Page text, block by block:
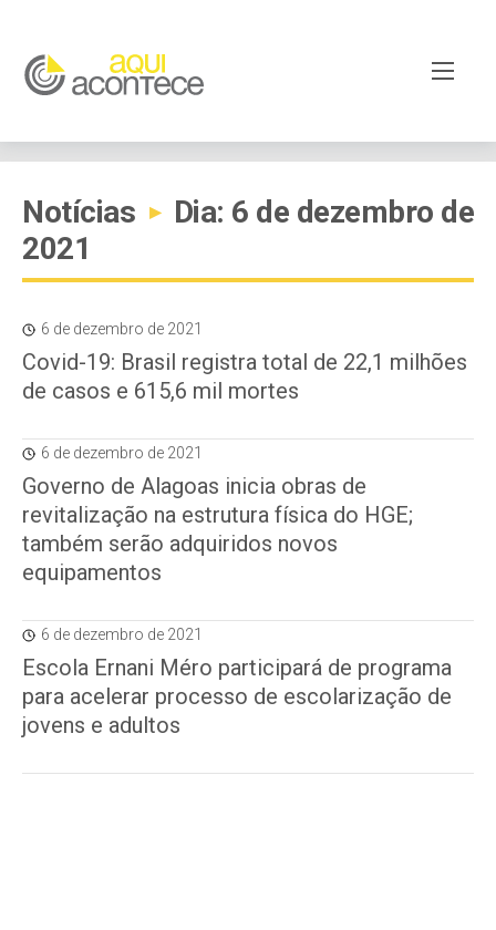
Notícias ▸
Dia: 6 de dezembro de
2021
6 de dezembro de 2021
Covid-19: Brasil registra total de 22,1 milhões
de casos e 615,6 mil mortes
6 de dezembro de 2021
Governo de Alagoas inicia obras de
revitalização na estrutura física do HGE;
também serão adquiridos novos
equipamentos
6 de dezembro de 2021
Escola Ernani Méro participará de programa
para acelerar processo de escolarização de
jovens e adultos